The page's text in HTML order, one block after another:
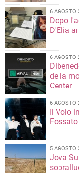
6 AGOSTO
Dopo
D'Elia
6 AGOSTO
della
Center
6 AGOSTO
Il Volo
5 AGOSTO
Jova